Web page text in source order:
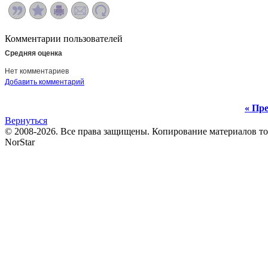
Комментарии пользователей
Средняя оценка
Нет комментариев
Добавить комментарий
«
Вернуться
© 2008-2026. Все права защищены. Копирование материалов
NorStar